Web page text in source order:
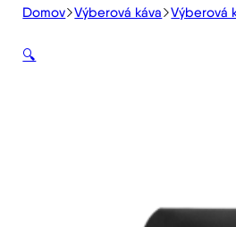
Domov Výberová káva Výberová
🔍